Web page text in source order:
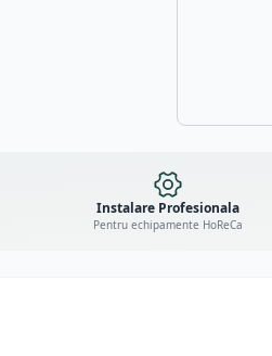
Instalare Profesionala
Pentru echipamente HoReCa